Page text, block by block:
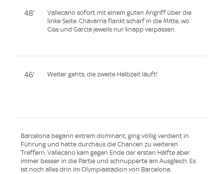
48'
Vallecano sofort mit einem guten Angriff über die
linke Seite. Chavarria flankt scharf in die Mitte, wo
Ciss und Garcia jeweils nur knapp verpassen.
46' Weiter gehts, die zweite Halbzeit läuft!
Barcelona begann extrem dominant, ging völlig verdient in
Führung und hatte durchaus die Chancen zu weiteren
Treffern. Vallecano kam gegen Ende der ersten Hälfte aber
immer besser in die Partie und schnupperte am Ausgleich. Es
ist noch alles drin im Olympiastadion von Barcelona.